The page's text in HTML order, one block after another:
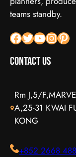
teams standby.
Facebook X YouTube InstagramPinterest
Contact Us
Rm J,5/
A,25-31 KWAI
KONG
+852 2668